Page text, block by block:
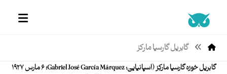
گابریل گارسیا مارکز
گابریل خوزه گارسیا مارکِز(اسپانیایی:
Gabriel José García Márquez
؛ ۶ مارس ۱۹۲۷